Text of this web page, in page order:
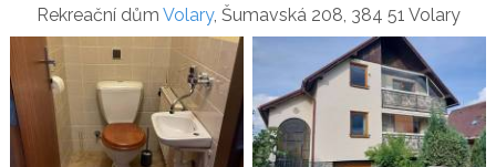
Rekreační dům Volary, Šumavská 208, 384 51 Volary